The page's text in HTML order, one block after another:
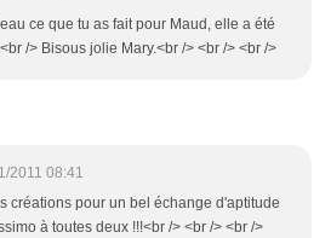
ce que tu as fait pour Maud, elle a été
/> Bisous jolie Mary.<br /> <br /> <br />
2011 08:41
créations pour un bel échange d'aptitude
à toutes deux !!!<br /> <br /> <br />